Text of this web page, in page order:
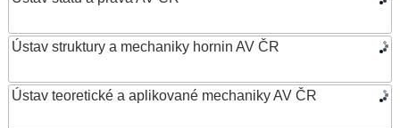
Ústav struktury a mechaniky hornin AV ČR
Ústav teoretické a aplikované mechaniky AV ČR